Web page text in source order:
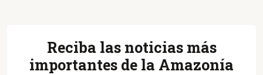
Reciba las noticias más
importantes de la Amazonía